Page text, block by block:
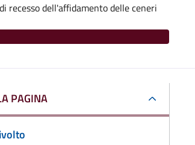
recesso dell'affidamento delle ceneri
PAGINA